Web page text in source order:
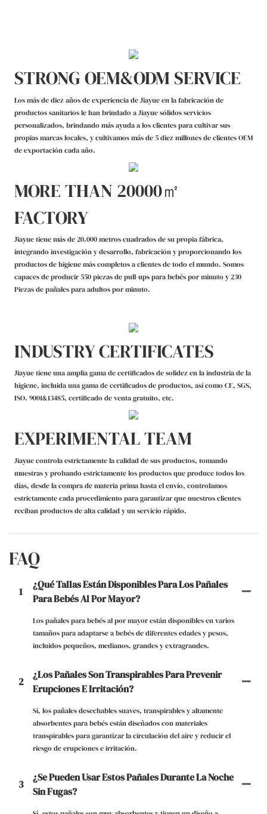
STRONG OEM&ODM SERVICE
Los más de diez años de experiencia de Jiayue en la fabricación de
productos sanitarios le han brindado a Jiayue sólidos servicios
personalizados, brindando más ayuda a los clientes para cultivar sus
propias marcas locales, y cultivamos más de 5 diez millones de clientes OEM
de exportación cada año.
MORE THAN 20000㎡
FACTORY
Jiayue tiene más de 20.000 metros cuadrados de su propia fábrica,
integrando investigación y desarrollo, fabricación y proporcionando los
productos de higiene más completos a clientes de todo el mundo. Somos
capaces de producir 550 piezas de pull-ups para bebés por minuto y 230
Piezas de pañales para adultos por minuto.
INDUSTRY CERTIFICATES
Jiayue tiene una amplia gama de certificados de solidez en la industria de la
higiene, incluida una gama de certificados de productos, así como CE, SGS,
ISO. 9001&13485, certificado de venta gratuito, etc.
EXPERIMENTAL TEAM
Jiayue controla estrictamente la calidad de sus productos, tomando
muestras y probando estrictamente los productos que produce todos los
días, desde la compra de materia prima hasta el envío, controlamos
estrictamente cada procedimiento para garantizar que nuestros clientes
reciban productos de alta calidad y un servicio rápido.
FAQ
1
¿Qué Tallas Están Disponibles Para Los Pañales
Para Bebés Al Por Mayor?
Los pañales para bebés al por mayor están disponibles en varios
tamaños para adaptarse a bebés de diferentes edades y pesos,
incluidos pequeños, medianos, grandes y extragrandes.
2
¿Los Pañales Son Transpirables Para Prevenir
Erupciones E Irritación?
Sí, los pañales desechables suaves, transpirables y altamente
absorbentes para bebés están diseñados con materiales
transpirables para garantizar la circulación del aire y reducir el
riesgo de erupciones e irritación.
3
¿Se Pueden Usar Estos Pañales Durante La Noche
Sin Fugas?